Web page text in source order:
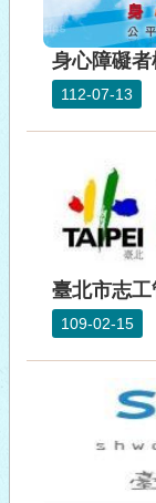
身心障礙者
112-07-13
臺北市志
109-02-15